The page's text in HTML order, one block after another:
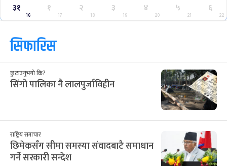
३१
16
१
17
२
18
३
19
४
20
५
21
६
22
सिफारिस
छुटाउनुभयो कि?
सिंगो पालिका नै लालपुर्जाविहीन
राष्ट्रिय समाचार
छिमेकसँग सीमा समस्या संवादबाटै समाधान
गर्ने सरकारी सन्देश